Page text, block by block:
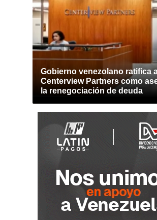
Gobierno venezolano ratifica
Centerview Partners como
la renegociación de deuda